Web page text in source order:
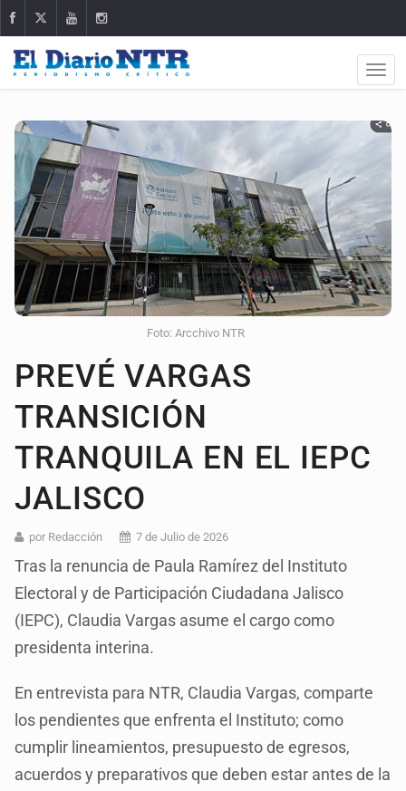
Foto: Arcchivo NTR
PREVÉ VARGAS
TRANSICIÓN
TRANQUILA EN EL IEPC
JALISCO
por Redacción 7 de Julio de 2026
Tras la renuncia de Paula Ramírez del Instituto
Electoral y de Participación Ciudadana Jalisco
(IEPC), Claudia Vargas asume el cargo como
presidenta interina.
En entrevista para NTR, Claudia Vargas, comparte
los pendientes que enfrenta el Instituto; como
cumplir lineamientos, presupuesto de egresos,
acuerdos y preparativos que deben estar antes de la